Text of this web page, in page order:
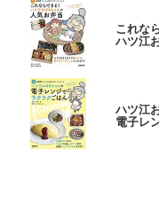
これな
ハツ江
ハツ江
電子レ